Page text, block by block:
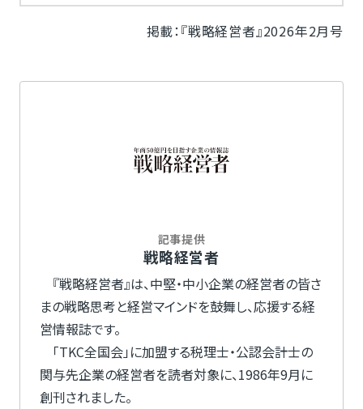
掲載：『戦略経営者』2026年2月号
記事提供
戦略経営者
『戦略経営者』は、中堅・中小企業の経営者の皆さ
まの戦略思考と経営マインドを鼓舞し、応援する経
営情報誌です。
「TKC全国会」に加盟する税理士・公認会計士の
関与先企業の経営者を読者対象に、1986年9月に
創刊されました。